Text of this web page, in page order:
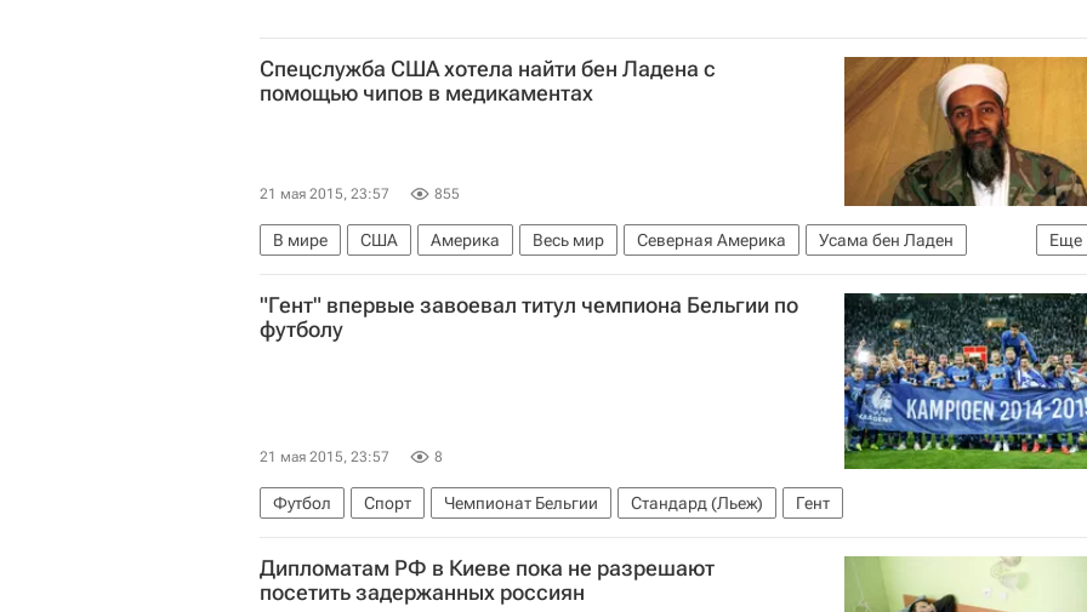
Спецслужба США хотела найти бен Ладена с
помощью чипов в медикаментах
21 мая 2015, 23:57 855
Еще
В мире США Америка Весь мир Северная Америка
Усама бен Ладен
Агентство национальной безопасности США
"Гент" впервые завоевал титул чемпиона Бельгии по
футболу
21 мая 2015, 23:57 8
Футбол Спорт Чемпионат Бельгии Стандард (Льеж) Гент
Дипломатам РФ в Киеве пока не разрешают
посетить задержанных россиян